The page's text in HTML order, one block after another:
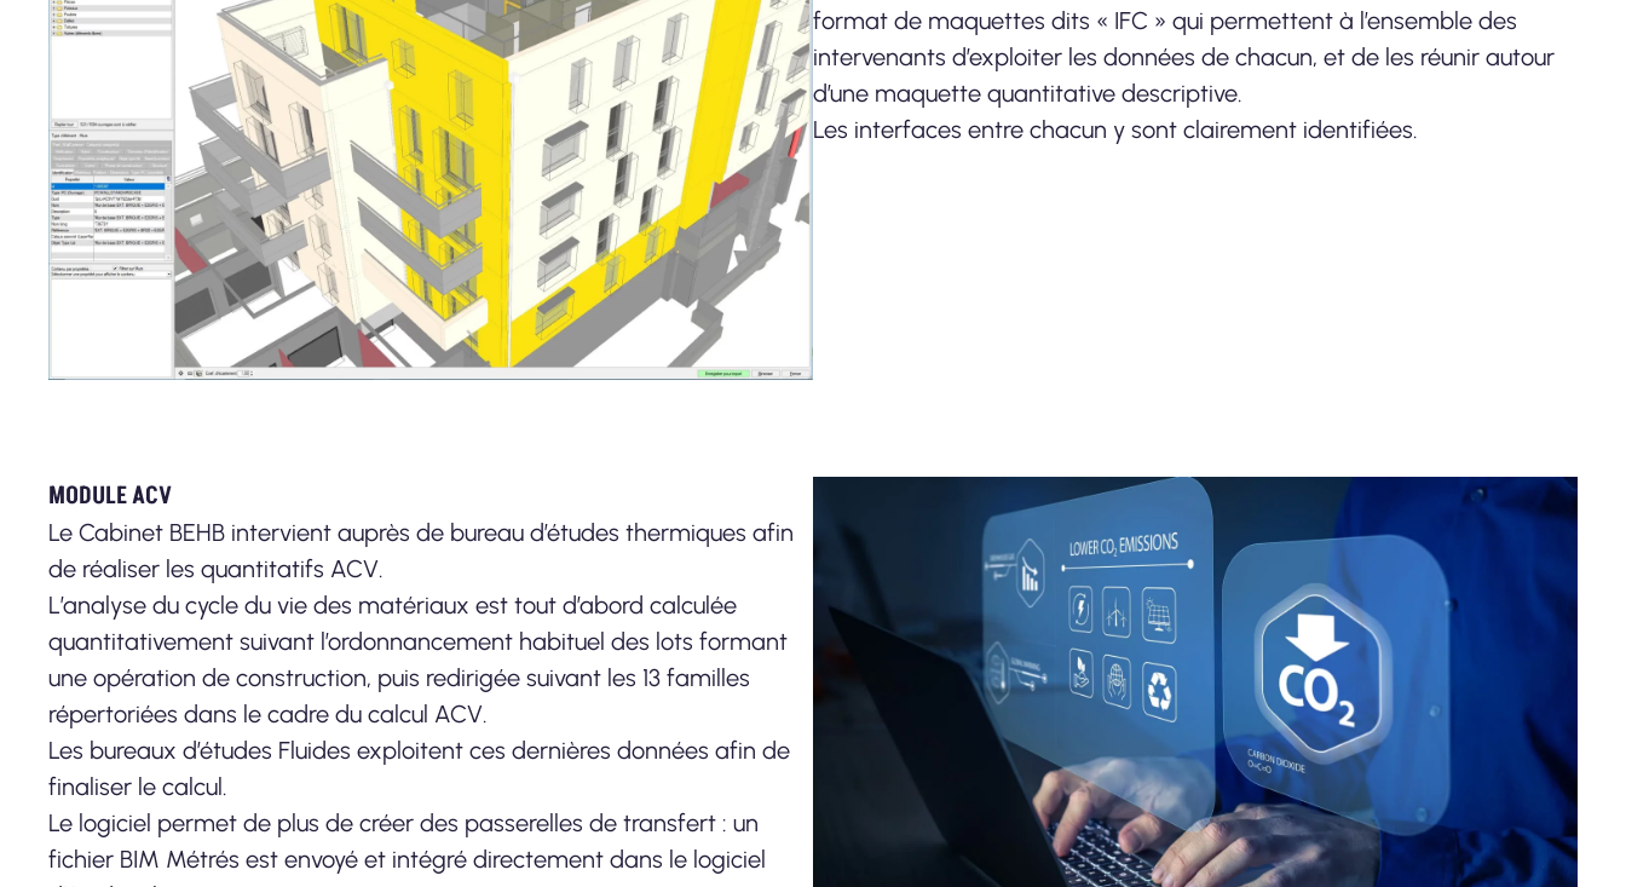
format de maquettes dits « IFC » qui permettent à l’ensemble des
intervenants d’exploiter les données de chacun, et de les réunir autour
d’une maquette quantitative descriptive.
Les interfaces entre chacun y sont clairement identifiées.
MODULE ACV
Le Cabinet BEHB intervient auprès de bureau d’études thermiques afin
de réaliser les quantitatifs ACV.
L’analyse du cycle du vie des matériaux est tout d’abord calculée
quantitativement suivant l’ordonnancement habituel des lots formant
une opération de construction, puis redirigée suivant les 13 familles
répertoriées dans le cadre du calcul ACV.
Les bureaux d’études Fluides exploitent ces dernières données afin de
finaliser le calcul.
Le logiciel permet de plus de créer des passerelles de transfert : un
fichier BIM Métrés est envoyé et intégré directement dans le logiciel